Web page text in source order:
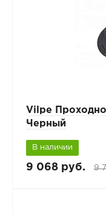
Vilpe
Черный
В наличии
9 068 руб. 9